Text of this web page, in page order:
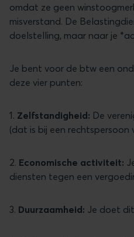
omdat ze geen
misverstand. De
doelstelling, maar naar je
Je bent voor de btw een
deze vier punten:
1. Zelfstandigheid: De
(dat is bij een rechtspersoon
2. Economische activiteit:
diensten tegen een
3. Duurzaamheid: Je doet